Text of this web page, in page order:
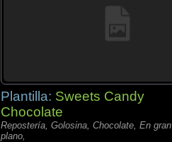
Plantilla: Sweets Candy
Chocolate
Repostería, Golosina, Chocolate, En gran
plano,